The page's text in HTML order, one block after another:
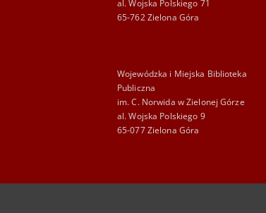
al. Wojska Polskiego 71
65-762 Zielona Góra
Wojewódzka i Miejska Biblioteka
Publiczna
im. C. Norwida w Zielonej Górze
al. Wojska Polskiego 9
65-077 Zielona Góra